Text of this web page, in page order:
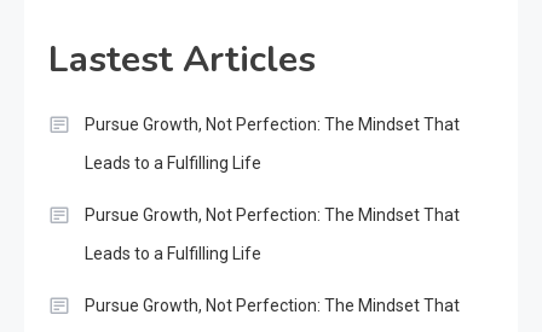
Lastest Articles
Pursue Growth, Not Perfection: The Mindset That
Leads to a Fulfilling Life
Pursue Growth, Not Perfection: The Mindset That
Leads to a Fulfilling Life
Pursue Growth, Not Perfection: The Mindset That